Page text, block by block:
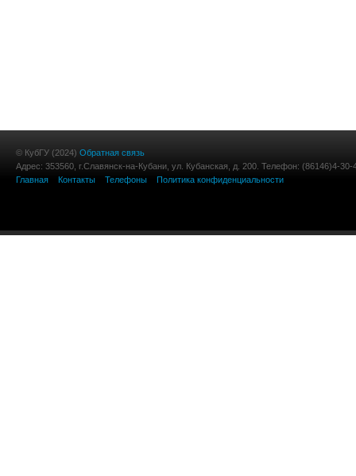
© КубГУ (2024) Обратная связь
Адрес: 353560, г.Славянск-на-Кубани, ул. Кубанская, д. 200. Телефон: (86146)4-30-
Главная
Контакты Телефоны Политика конфиденциальности